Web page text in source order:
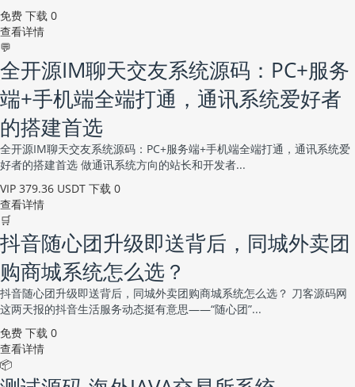
免费 下载 0
查看详情
💬
全开源IM聊天交友系统源码：PC+服务
端+手机端全端打通，通讯系统爱好者
的搭建首选
全开源IM聊天交友系统源码：PC+服务端+手机端全端打通，通讯系统爱
好者的搭建首选 做通讯系统方向的站长和开发者...
VIP 379.36 USDT 下载 0
查看详情
🛒
抖音随心团升级即送背后，同城外卖团
购商城系统怎么选？
抖音随心团升级即送背后，同城外卖团购商城系统怎么选？ 刀客源码网
这两天报的抖音生活服务动态挺有意思——“随心团”...
免费 下载 0
查看详情
📦